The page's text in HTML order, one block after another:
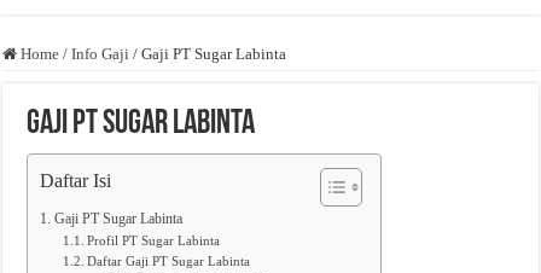
Home / Info Gaji / Gaji PT Sugar Labinta
Gaji PT Sugar Labinta
Daftar Isi
Gaji PT Sugar Labinta
Profil PT Sugar Labinta
Daftar Gaji PT Sugar Labinta